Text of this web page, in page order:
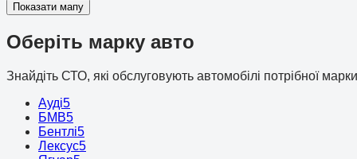
Показати мапу
Оберіть марку авто
Знайдіть СТО, які обслуговують автомобілі потрібної
Ауді5
БМВ5
Бентлі5
Лексус5